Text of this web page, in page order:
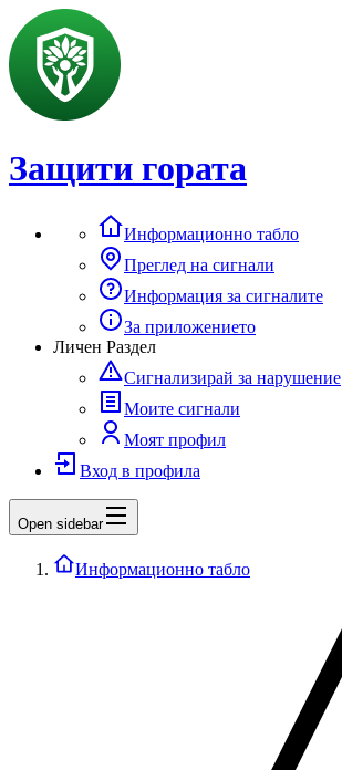
Защити гората
Информационно табло
Преглед на сигнали
Информация за сигналите
За приложението
Личен Раздел
Сигнализирай за нарушение
Моите сигнали
Моят профил
Вход в профила
Open sidebar
Информационно табло